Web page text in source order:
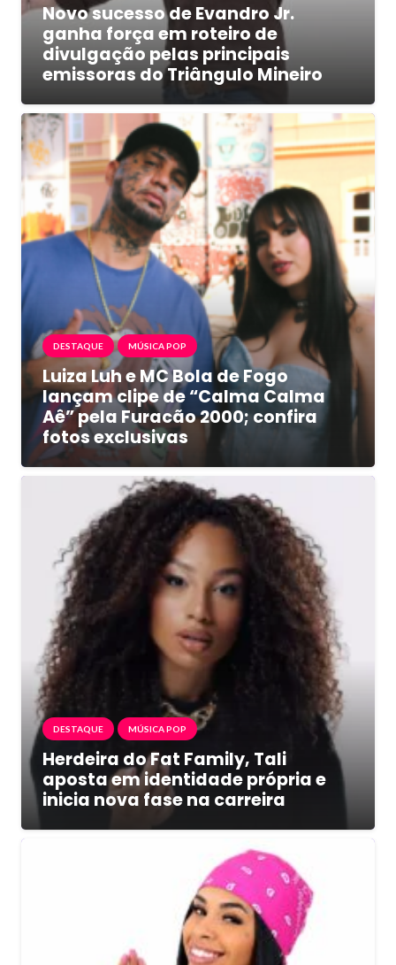
Novo sucesso de Evandro Jr.
ganha força em roteiro de
divulgação pelas principais
emissoras do Triângulo Mineiro
DESTAQUE MÚSICA POP
Luiza Luh e MC Bola de Fogo
lançam clipe de “Calma Calma
Aê” pela Furacão 2000; confira
fotos exclusivas
DESTAQUE MÚSICA POP
Herdeira do Fat Family, Tali
aposta em identidade própria e
inicia nova fase na carreira